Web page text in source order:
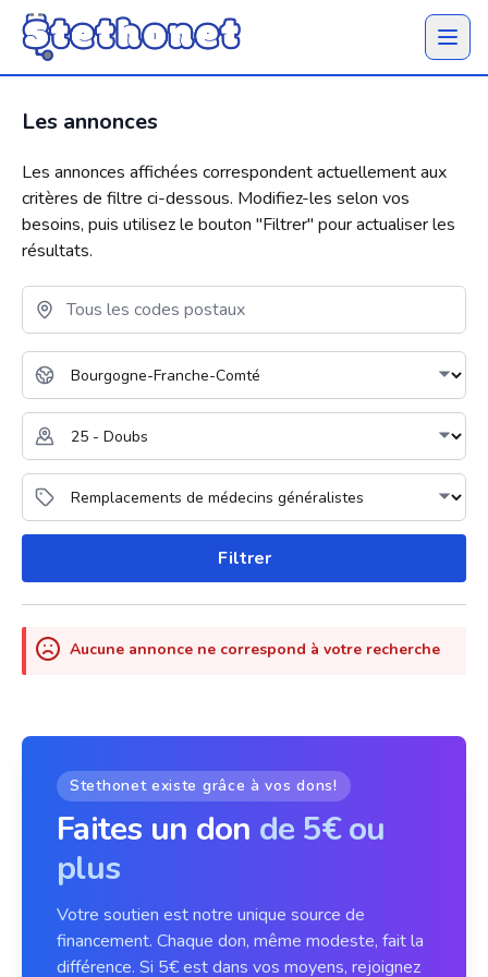
Ouvrir
Les annonces
Les annonces affichées correspondent actuellement aux
critères de filtre ci-dessous. Modifiez-les selon vos
besoins, puis utilisez le bouton "Filtrer" pour actualiser les
résultats.
Filtrer
Aucune annonce ne correspond à votre recherche
Stethonet existe grâce à vos dons!
Faites un don de 5€ ou
plus
Votre soutien est notre unique source de
financement. Chaque don, même modeste, fait la
différence. Si 5€ est dans vos moyens, rejoignez